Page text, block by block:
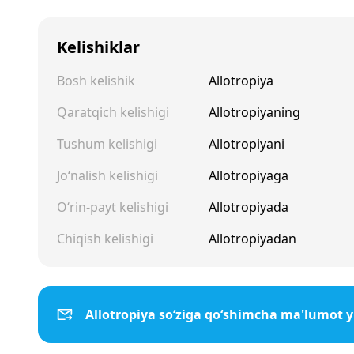
Kelishiklar
Bosh kelishik
Allotropiya
Qaratqich kelishigi
Allotropiyaning
Tushum kelishigi
Allotropiyani
Jo‘nalish kelishigi
Allotropiyaga
O‘rin-payt kelishigi
Allotropiyada
Chiqish kelishigi
Allotropiyadan
Allotropiya so‘ziga qo‘shimcha ma'lumot